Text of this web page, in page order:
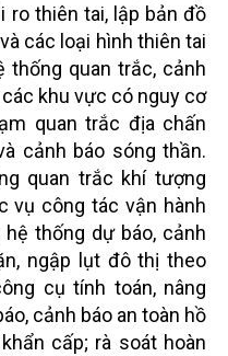
ro thiên tai, lập bản đồ
các loại hình thiên tai
thống quan trắc, cảnh
khu vực có nguy cơ
quan trắc địa chấn
cảnh báo sóng thần.
quan trắc khí tượng
vụ công tác vận hành
thống dự báo, cảnh
ngập lụt đô thị theo
cụ tính toán, nâng
cảnh báo an toàn hồ
cấp; rà soát hoàn